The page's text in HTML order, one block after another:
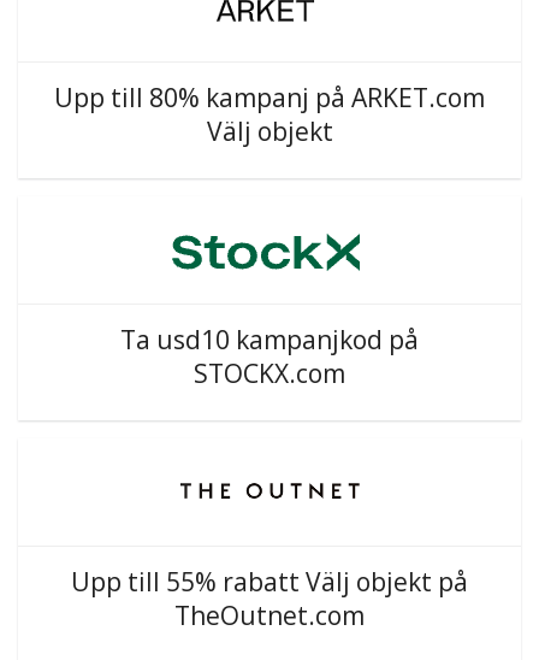
Upp till 80% kampanj på ARKET.com
Välj objekt
Ta usd10 kampanjkod på
STOCKX.com
Upp till 55% rabatt Välj objekt på
TheOutnet.com